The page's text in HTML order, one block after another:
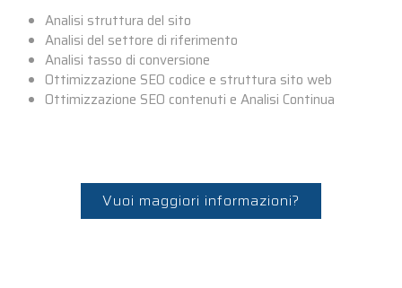
Analisi struttura del sito
Analisi del settore di riferimento
Analisi tasso di conversione
Ottimizzazione SEO codice e struttura sito web
Ottimizzazione SEO contenuti e Analisi Continua
Vuoi maggiori informazioni?